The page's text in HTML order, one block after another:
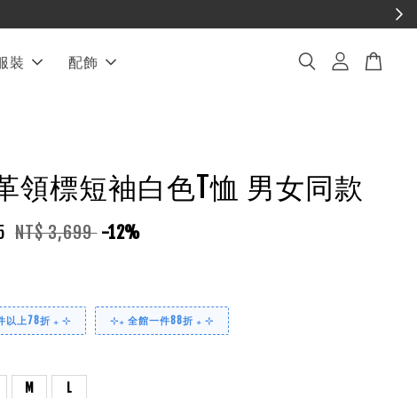
裝 配飾
領標短袖白色T恤 男女同款
NT$ 3,699 -12%
以上78折 ₊ ⊹ ⊹₊ 全館一件88折 ₊ ⊹
M L